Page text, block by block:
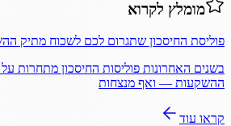
מומלץ לקרוא
פוליסת החיסכון שתגרום לכם לשכוח מתיק
בשנים האחרונות פוליסות החיסכון מתחרות
ההשקעות — ואף מנצחות
קראו עוד